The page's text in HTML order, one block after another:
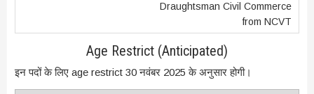
Draughtsman Civil Commerce
from NCVT
Age Restrict (Anticipated)
इन पदों के लिए age restrict 30 नवंबर 2025 के अनुसार होगी।